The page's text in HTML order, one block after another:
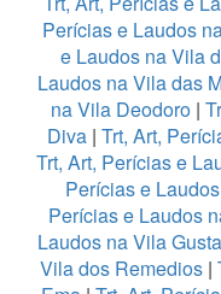
Perícias e Laudos
e Laudos na Vila
Laudos na Vila das
na Vila Deodoro |
Diva | Trt, Art,
Trt, Art, Perícias e
Perícias e
Perícias e Laudos
Laudos na Vila
Vila dos Remedios|